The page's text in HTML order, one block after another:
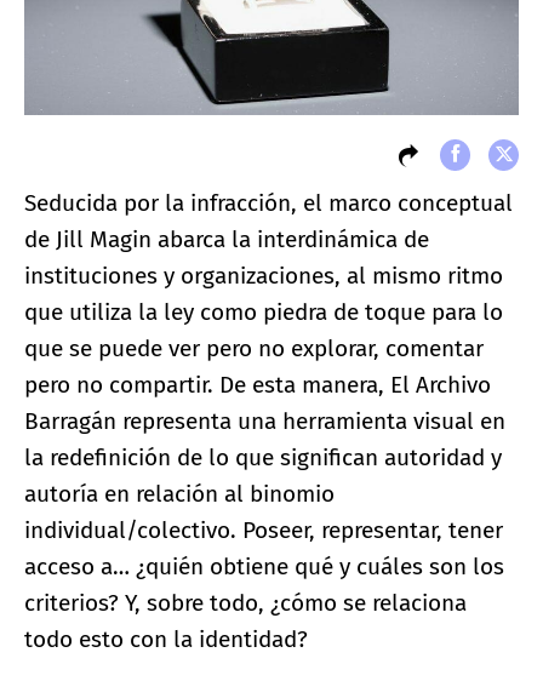
Seducida por la infracción, el marco conceptual
de Jill Magin abarca la interdinámica de
instituciones y organizaciones, al mismo ritmo
que utiliza la ley como piedra de toque para lo
que se puede ver pero no explorar, comentar
pero no compartir. De esta manera, El Archivo
Barragán representa una herramienta visual en
la redefinición de lo que significan autoridad y
autoría en relación al binomio
individual/colectivo. Poseer, representar, tener
acceso a… ¿quién obtiene qué y cuáles son los
criterios? Y, sobre todo, ¿cómo se relaciona
todo esto con la identidad?